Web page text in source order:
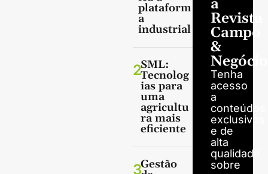
plataform
a
industrial
2SML:
Tecnolog
ias para
uma
agricultu
ra mais
eficiente
3Gestão
a
Revista
Campo
&
Tenha
acesso
a
conteúdos
exclusivos
e de
alta
qualidade
sobre